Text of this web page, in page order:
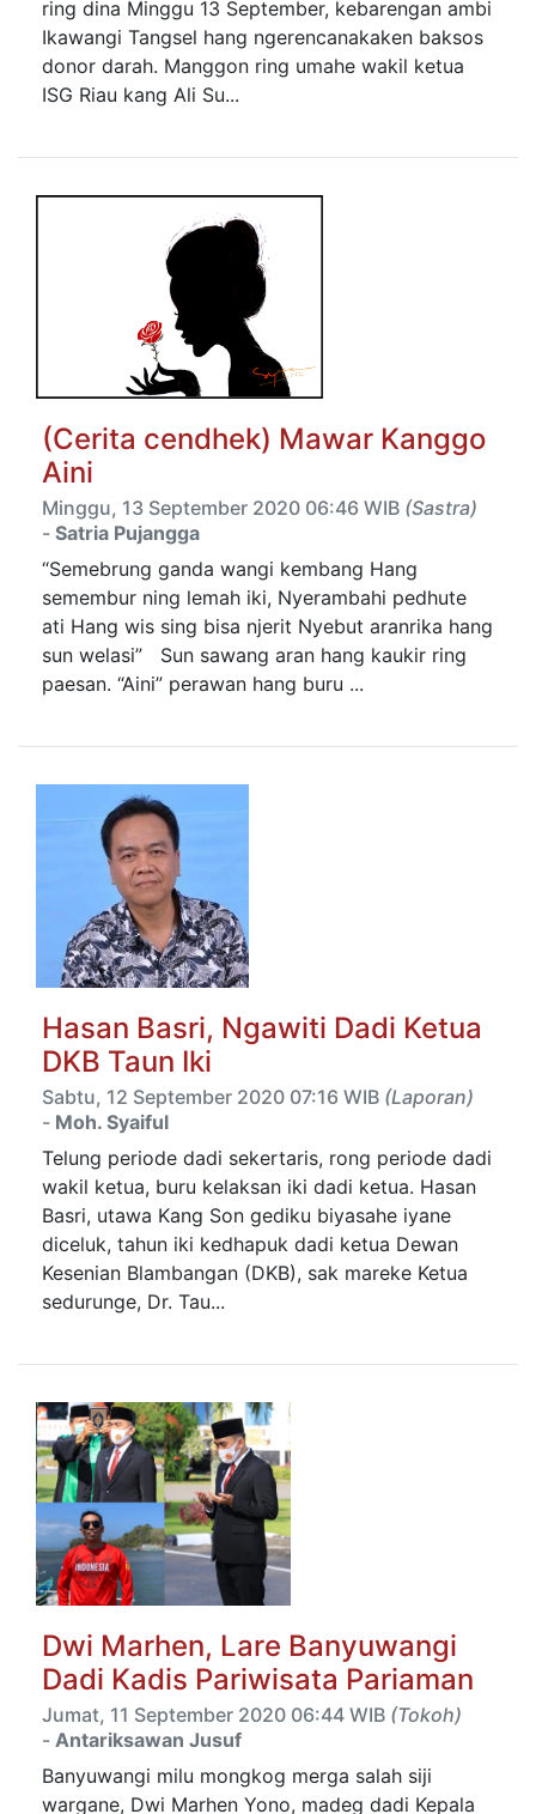
ring dina Minggu 13 September, kebarengan ambi
Ikawangi Tangsel hang ngerencanakaken baksos
donor darah. Manggon ring umahe wakil ketua
ISG Riau kang Ali Su...
(Cerita cendhek) Mawar Kanggo
Aini
Minggu, 13 September 2020 06:46 WIB (Sastra)
- Satria Pujangga
“Semebrung ganda wangi kembang Hang
semembur ning lemah iki, Nyerambahi pedhute
ati Hang wis sing bisa njerit Nyebut aranrika hang
sun welasi” Sun sawang aran hang kaukir ring
paesan. “Aini” perawan hang buru ...
Hasan Basri, Ngawiti Dadi Ketua
DKB Taun Iki
Sabtu, 12 September 2020 07:16 WIB (Laporan)
- Moh. Syaiful
Telung periode dadi sekertaris, rong periode dadi
wakil ketua, buru kelaksan iki dadi ketua. Hasan
Basri, utawa Kang Son gediku biyasahe iyane
diceluk, tahun iki kedhapuk dadi ketua Dewan
Kesenian Blambangan (DKB), sak mareke Ketua
sedurunge, Dr. Tau...
Dwi Marhen, Lare Banyuwangi
Dadi Kadis Pariwisata Pariaman
Jumat, 11 September 2020 06:44 WIB (Tokoh)
- Antariksawan Jusuf
Banyuwangi milu mongkog merga salah siji
wargane, Dwi Marhen Yono, madeg dadi Kepala